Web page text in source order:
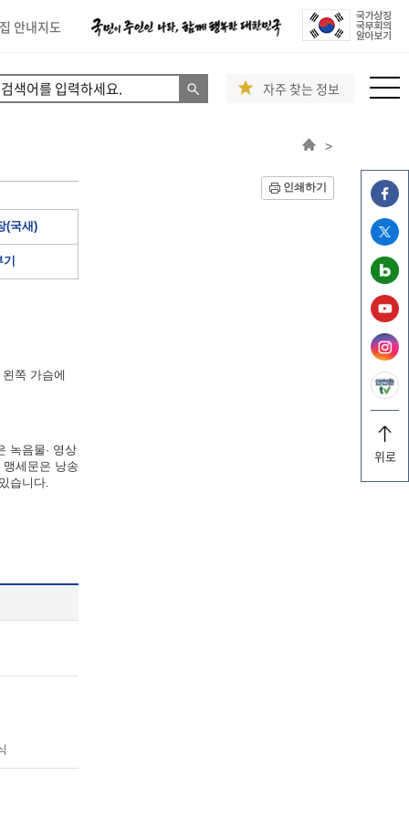
안내지도
위로
자주 찾는 정보
>
인쇄하기
(국새)
쪽 가슴에
녹음물· 영상
세문은 낭송
습니다.